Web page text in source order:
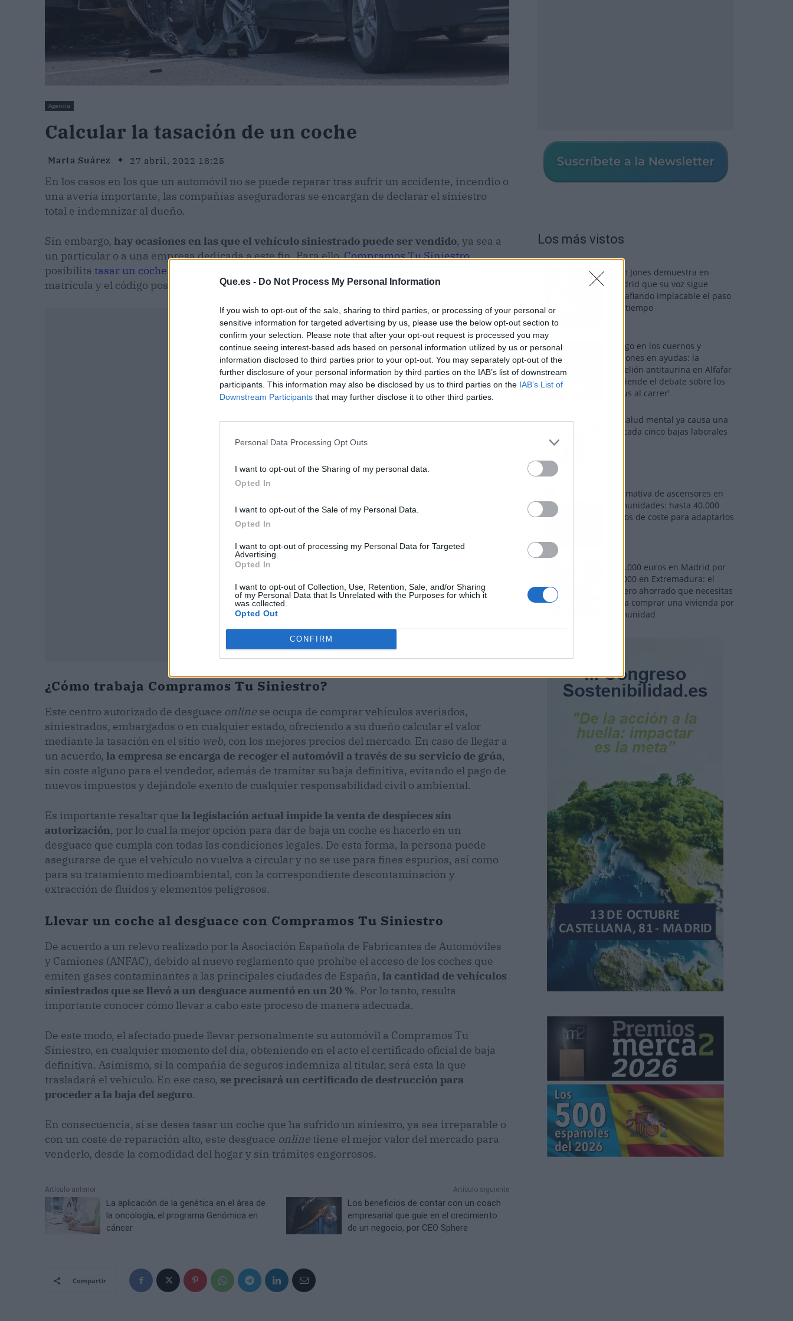
Que.es - Do Not Process My Personal Information
If you wish to opt-out of the sale, sharing to third parties, or processing of your personal or
sensitive information for targeted advertising by us, please use the below opt-out section to
confirm your selection. Please note that after your opt-out request is processed you may
continue seeing interest-based ads based on personal information utilized by us or personal
information disclosed to third parties prior to your opt-out. You may separately opt-out of the
further disclosure of your personal information by third parties on the IAB’s list of downstream
participants. This information may also be disclosed by us to third parties on the IAB’s List of
Downstream Participants that may further disclose it to other third parties.
Personal Data Processing Opt Outs
I want to opt-out of the Sharing of my personal data.
Opted In
I want to opt-out of the Sale of my Personal Data.
Opted In
I want to opt-out of processing my Personal Data for Targeted
Advertising.
Opted In
I want to opt-out of Collection, Use, Retention, Sale, and/or Sharing
of my Personal Data that Is Unrelated with the Purposes for which it
was collected.
Opted Out
CONFIRM
Agencia
Calcular la tasación de un coche
Marta Suárez 27 abril, 2022 18:25
En los casos en los que un automóvil no se puede reparar tras sufrir un accidente, incendio o
una avería importante, las compañías aseguradoras se encargan de declarar el siniestro
total e indemnizar al dueño.
Sin embargo, hay ocasiones en las que el vehículo siniestrado puede ser vendido, ya sea a
un particular o a una empresa dedicada a este fin. Para ello,Compramos Tu Siniestro
posibilita tasar un coche
matrícula y el código postal.
Publicidad
¿Cómo trabaja Compramos Tu Siniestro?
Este centro autorizado de desguace online se ocupa de comprar vehículos averiados,
siniestrados, embargados o en cualquier estado, ofreciendo a su dueño calcular el valor
mediante la tasación en el sitio web, con los mejores precios del mercado. En caso de llegar a
un acuerdo, la empresa se encarga de recoger el automóvil a través de su servicio de grúa,
sin coste alguno para el vendedor, además de tramitar su baja definitiva, evitando el pago de
nuevos impuestos y dejándole exento de cualquier responsabilidad civil o ambiental.
Es importante resaltar que la legislación actual impide la venta de despieces sin
autorización, por lo cual la mejor opción para dar de baja un coche es hacerlo en un
desguace que cumpla con todas las condiciones legales. De esta forma, la persona puede
asegurarse de que el vehículo no vuelva a circular y no se use para fines espurios, así como
para su tratamiento medioambiental, con la correspondiente descontaminación y
extracción de fluidos y elementos peligrosos.
Llevar un coche al desguace con Compramos Tu Siniestro
De acuerdo a un relevo realizado por la Asociación Española de Fabricantes de Automóviles
y Camiones (ANFAC), debido al nuevo reglamento que prohíbe el acceso de los coches que
emiten gases contaminantes a las principales ciudades de España, la cantidad de vehículos
siniestrados que se llevó a un desguace aumentó en un 20 %. Por lo tanto, resulta
importante conocer cómo llevar a cabo este proceso de manera adecuada.
De este modo, el afectado puede llevar personalmente su automóvil a Compramos Tu
Siniestro, en cualquier momento del día, obteniendo en el acto el certificado oficial de baja
definitiva. Asimismo, si la compañía de seguros indemniza al titular, será esta la que
trasladará el vehículo. En ese caso, se precisará un certificado de destrucción para
proceder a la baja del seguro.
En consecuencia, si se desea tasar un coche que ha sufrido un siniestro, ya sea irreparable o
con un coste de reparación alto, este desguace online tiene el mejor valor del mercado para
venderlo, desde la comodidad del hogar y sin trámites engorrosos.
Artículo anterior
La aplicación de la genética en el área de
la oncología, el programa Genómica en
cáncer
Artículo siguiente
Los beneficios de contar con un coach
empresarial que guíe en el crecimiento
de un negocio, por CEO Sphere
Compartir
Los más vistos
Tom Jones demuestra en
Madrid que su voz sigue
desafiando implacable el paso
del tiempo
Fuego en los cuernos y
millones en ayudas: la
rebelión antitaurina en Alfafar
enciende el debate sobre los
'bous al carrer'
La salud mental ya causa una
de cada cinco bajas laborales
Normativa de ascensores en
comunidades: hasta 40.000
euros de coste para adaptarlos
110.000 euros en Madrid por
31.000 en Extremadura: el
dinero ahorrado que necesitas
para comprar una vivienda por
comunidad